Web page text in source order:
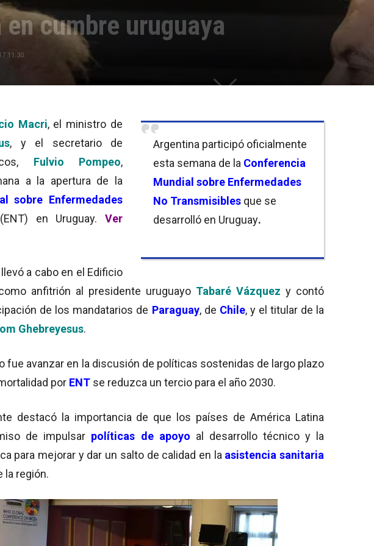
cumbre uruguaya
11:30
Argentina participó oficialmente
esta semana de la Conferencia
Mundial sobre Enfermedades
No Transmisibles que se
desarrolló en Uruguay.
Macri, el ministro de
, y el secretario de
Fulvio Pompeo,
a la apertura de la
sobre Enfermedades
en Uruguay.Ver
a cabo en el Edificio
anfitrión al presidente uruguayo Tabaré Vázquez y contó
de los mandatarios de Paraguay, de Chile, y el titular de la
Ghebreyesus.
fue avanzar en la discusión de políticas sostenidas de largo plazo
por ENT se reduzca un tercio para el año 2030.
destacó la importancia de que los países de América Latina
de impulsar políticas de apoyo al desarrollo técnico y la
para mejorar y dar un salto de calidad en la asistencia sanitaria
la región.